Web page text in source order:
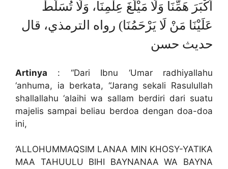
اَكْبَرَ هَمِّنَا وَلَا مَيْلَغَ عِلْمِنَا، وَلَا تُسَلِّطْ
عَلَيْنَا مَنْ لَا يَرْحَمُنَا) رواه الترمذي، قال
حديث حسن
Artinya : “Dari Ibnu ‘Umar radhiyallahu
‘anhuma, ia berkata, “Jarang sekali Rasulullah
shallallahu ‘alaihi wa sallam berdiri dari suatu
majelis sampai beliau berdoa dengan doa-doa
ini,
‘ALLOHUMMAQSIM LANAA MIN KHOSY-YATIKA
MAA TAHUULU BIHI BAYNANAA WA BAYNA